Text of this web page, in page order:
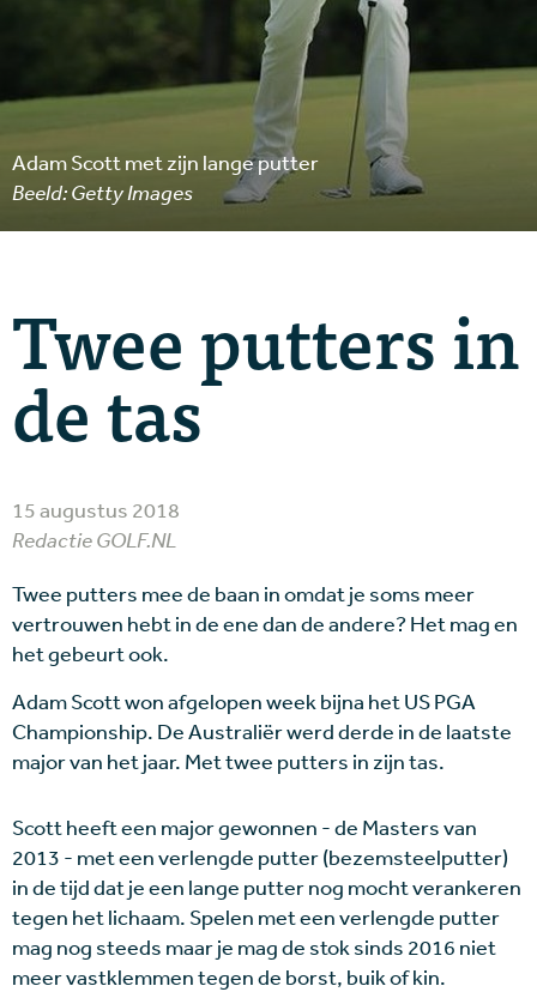
Adam Scott met zijn lange putter
Beeld: Getty Images
Twee putters in
de tas
15 augustus 2018
Redactie GOLF.NL
Twee putters mee de baan in omdat je soms meer
vertrouwen hebt in de ene dan de andere? Het mag en
het gebeurt ook.
Adam Scott won afgelopen week bijna het US PGA
Championship. De Australiër werd derde in de laatste
major van het jaar. Met twee putters in zijn tas.
Scott heeft een major gewonnen - de Masters van
2013 - met een verlengde putter (bezemsteelputter)
in de tijd dat je een lange putter nog mocht verankeren
tegen het lichaam. Spelen met een verlengde putter
mag nog steeds maar je mag de stok sinds 2016 niet
meer vastklemmen tegen de borst, buik of kin.